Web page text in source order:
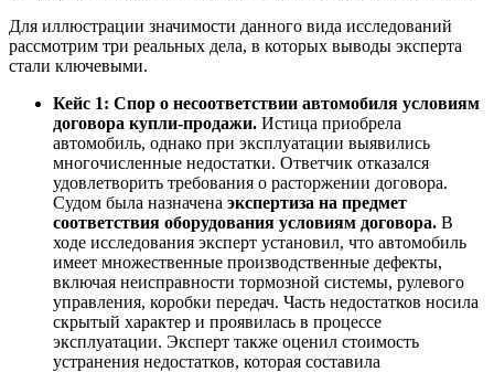
Для иллюстрации значимости данного вида исследований
рассмотрим три реальных дела, в которых выводы эксперта
стали ключевыми.
Кейс 1: Спор о несоответствии автомобиля условиям
договора купли-продажи. Истица приобрела
автомобиль, однако при эксплуатации выявились
многочисленные недостатки. Ответчик отказался
удовлетворить требования о расторжении договора.
Судом была назначена экспертиза на предмет
соответствия оборудования условиям договора. В
ходе исследования эксперт установил, что автомобиль
имеет множественные производственные дефекты,
включая неисправности тормозной системы, рулевого
управления, коробки передач. Часть недостатков носила
скрытый характер и проявилась в процессе
эксплуатации. Эксперт также оценил стоимость
устранения недостатков, которая составила